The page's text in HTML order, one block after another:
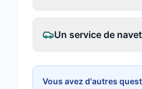
Un service de
Vous avez d'autres